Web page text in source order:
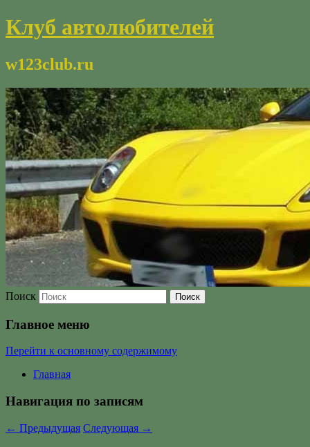
Клуб автолюбителей
w123club.ru
Поиск
Главное меню
Перейти к основному содержимому
Главная
Навигация по записям
← Предыдущая Следующая →